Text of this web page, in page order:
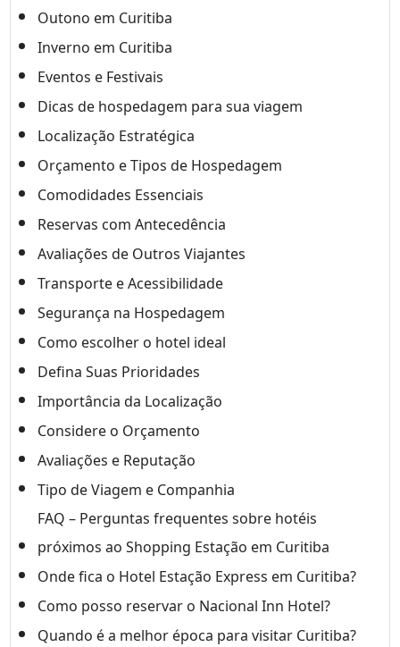
Outono em Curitiba
Inverno em Curitiba
Eventos e Festivais
Dicas de hospedagem para sua viagem
Localização Estratégica
Orçamento e Tipos de Hospedagem
Comodidades Essenciais
Reservas com Antecedência
Avaliações de Outros Viajantes
Transporte e Acessibilidade
Segurança na Hospedagem
Como escolher o hotel ideal
Defina Suas Prioridades
Importância da Localização
Considere o Orçamento
Avaliações e Reputação
Tipo de Viagem e Companhia
FAQ – Perguntas frequentes sobre hotéis
próximos ao Shopping Estação em Curitiba
Onde fica o Hotel Estação Express em Curitiba?
Como posso reservar o Nacional Inn Hotel?
Quando é a melhor época para visitar Curitiba?